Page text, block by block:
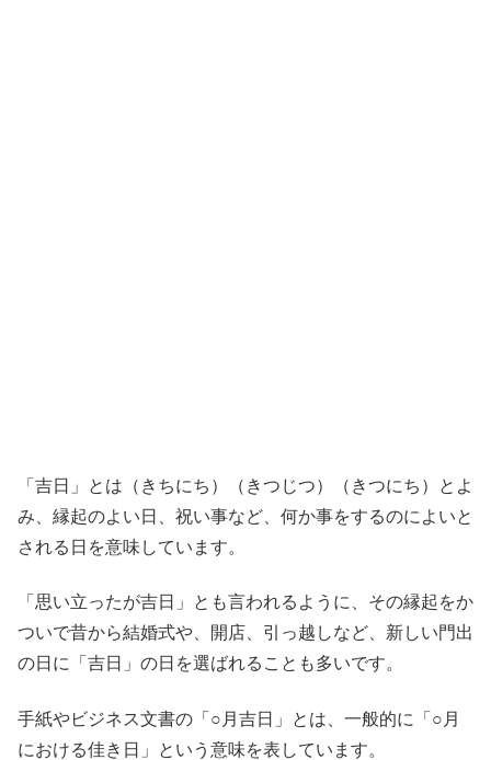
「吉日」とは（きちにち）（きつじつ）（きつにち）とよ
み、 縁起のよい日、祝い事など、何か事をするのによいと
される日を意味しています。
「思い立ったが吉日」とも言われるように、その縁起をか
ついで昔から結婚式や、開店、引っ越しなど、新しい門出
の日に「吉日」の日を選ばれることも多いです。
手紙やビジネス文書の「○月吉日」とは、一般的に「○月
における佳き日」
という意味を表しています。